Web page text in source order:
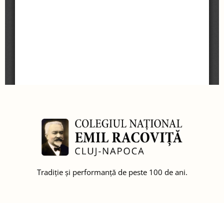
Tradiție și performanță de peste 100 de ani.